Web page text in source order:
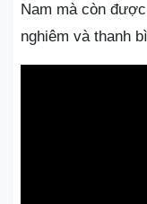
Nam mà còn
nghiêm và thanh